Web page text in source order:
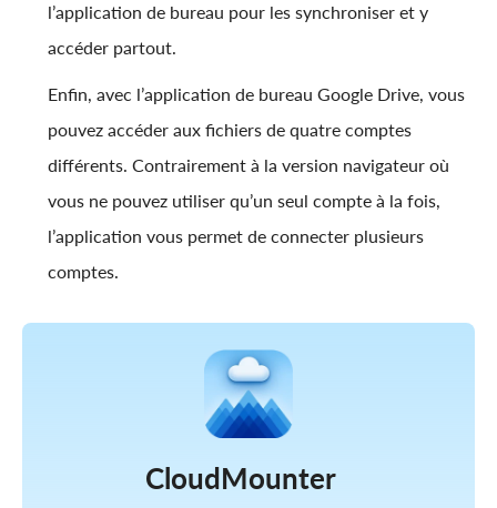
l’application de bureau pour les synchroniser et y
accéder partout.
Enfin, avec l’application de bureau Google Drive, vous
pouvez accéder aux fichiers de quatre comptes
différents. Contrairement à la version navigateur où
vous ne pouvez utiliser qu’un seul compte à la fois,
l’application vous permet de connecter plusieurs
comptes.
CloudMounter